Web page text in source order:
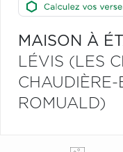
MAISON À
LÉVIS (LES
ROMUALD)